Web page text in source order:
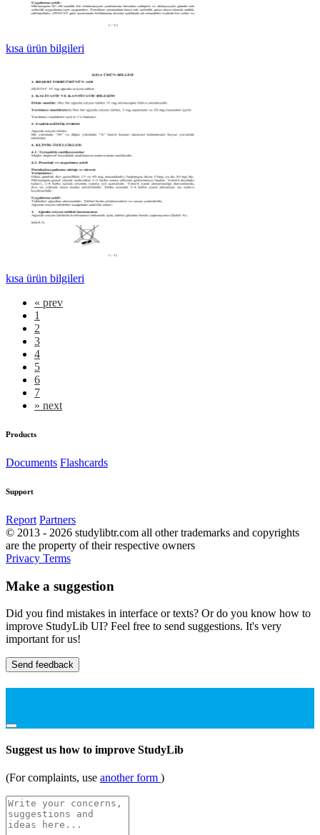
kısa ürün bilgileri
kısa ürün bilgileri
« prev
1
2
3
4
5
6
7
» next
Products
Documents Flashcards
Support
Report Partners
© 2013 - 2026 studylibtr.com all other trademarks and copyrights
are the property of their respective owners
Privacy Terms
Make a suggestion
Did you find mistakes in interface or texts? Or do you know how to
improve StudyLib UI? Feel free to send suggestions. It's very
important for us!
Send feedback
Suggest us how to improve StudyLib
(For complaints, use another form )